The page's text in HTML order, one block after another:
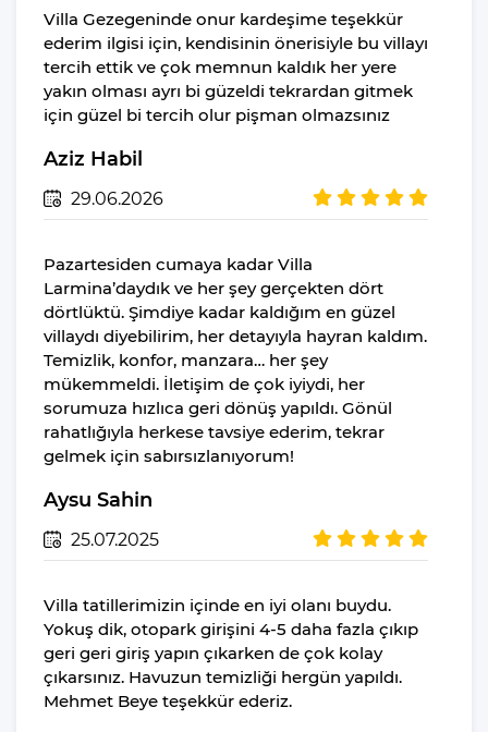
Su Isıtıcı(kettle)
Pişirme Temel
Malzemeleri
Yemek Takımı
Bulaşık Makinesi
İnternet
Wi-Fi Ev Genelinde
Mevcuttur Ve
Ücretsizdir
Hizmetler
Ortak Salon/TV Alanı
Kapalı Havuz
Sauna
Hamam
Genel
Villa Gezegeninde onur kardeşime teşekkür
ederim ilgisi için, kendisinin önerisiyle bu villayı
tercih ettik ve çok memnun kaldık her yere
yakın olması ayrı bi güzeldi tekrardan gitmek
için güzel bi tercih olur pişman olmazsınız
Aziz Habil
29.06.2026
Pazartesiden cumaya kadar Villa
Larmina’daydık ve her şey gerçekten dört
dörtlüktü. Şimdiye kadar kaldığım en güzel
villaydı diyebilirim, her detayıyla hayran kaldım.
Temizlik, konfor, manzara… her şey
mükemmeldi. İletişim de çok iyiydi, her
sorumuza hızlıca geri dönüş yapıldı. Gönül
rahatlığıyla herkese tavsiye ederim, tekrar
gelmek için sabırsızlanıyorum!
Aysu Sahin
25.07.2025
Villa tatillerimizin içinde en iyi olanı buydu.
Yokuş dik, otopark girişini 4-5 daha fazla çıkıp
geri geri giriş yapın çıkarken de çok kolay
çıkarsınız. Havuzun temizliği hergün yapıldı.
Mehmet Beye teşekkür ederiz.